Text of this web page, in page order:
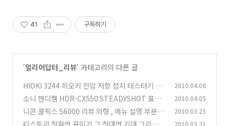
41 구독하기
'얼리어답터_리뷰' 카테고리의 다른 글
HIOKI 3244 히오키 전압 저항 접지 테스터기 추
천
(16)
2010.04.08
소니 핸디캠 HDR-CX550 STEADYSHOT 표준
최대 망원 울렁임 HDR-CX500 비교 단점에 대해
서
(40)
2010.04.05
니콘 쿨픽스 S6000 리뷰 외형 , 메뉴 설명 부분
(2
9)
2010.03.25
티스토리 첫화면 꾸미기 그 첫대면 기대 그리고
2010.03.21